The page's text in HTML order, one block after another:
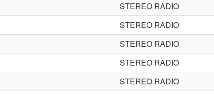
STEREO RADIO
STEREO RADIO
STEREO RADIO
STEREO RADIO
STEREO RADIO